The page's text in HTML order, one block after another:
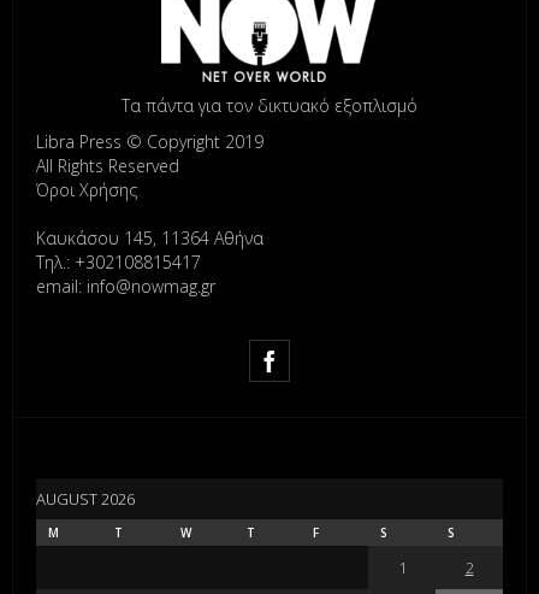
Τα πάντα για τον δικτυακό εξοπλισμό
Libra Press © Copyright 2019
All Rights Reserved
Όροι Χρήσης
Καυκάσου 145, 11364 Αθήνα
Τηλ.: +302108815417
email: info@nowmag.gr
AUGUST 2026
M T W T F S S
1
2